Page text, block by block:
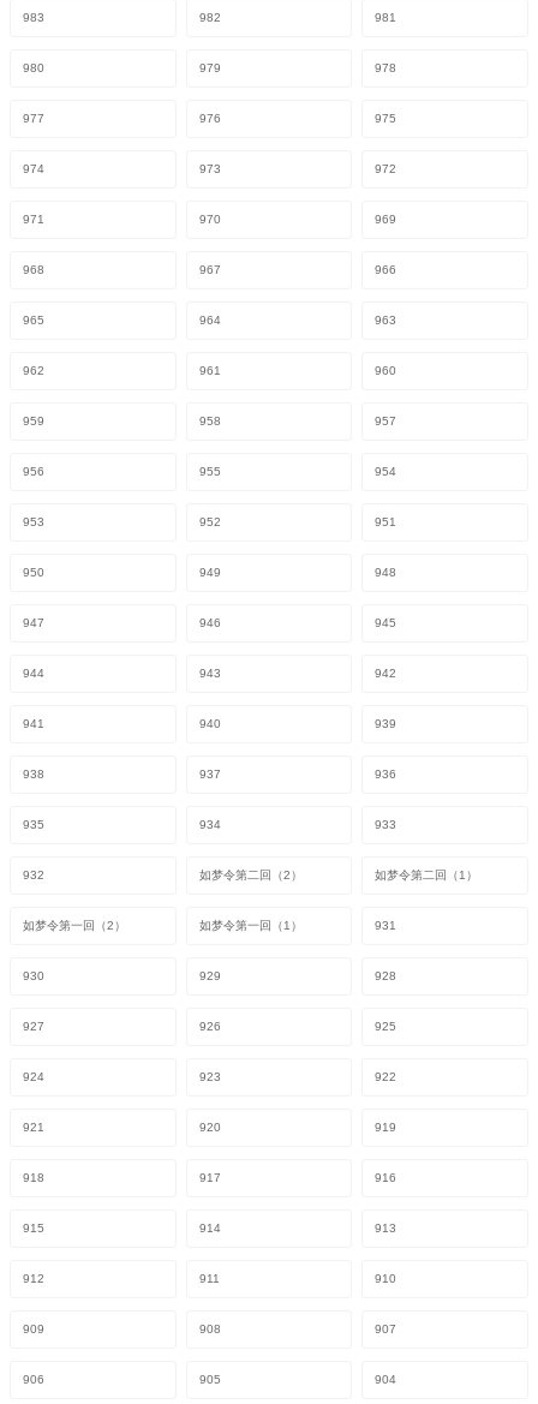
983 982 981
980 979 978
977 976 975
974 973 972
971 970 969
968 967 966
965 964 963
962 961 960
959 958 957
956 955 954
953 952 951
950 949 948
947 946 945
944 943 942
941 940 939
938 937 936
935 934 933
932 如梦令第二回（2） 如梦令第二回（1）
如梦令第一回（2） 如梦令第一回（1） 931
930 929 928
927 926 925
924 923 922
921 920 919
918 917 916
915 914 913
912 911 910
909 908 907
906 905 904